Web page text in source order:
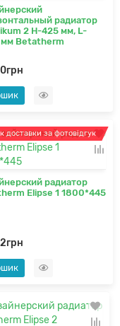
радиатор
2 H-425 мм, L-
Betatherm
доставки за фотовідгук
радиатор
Elipse 1 1800*445